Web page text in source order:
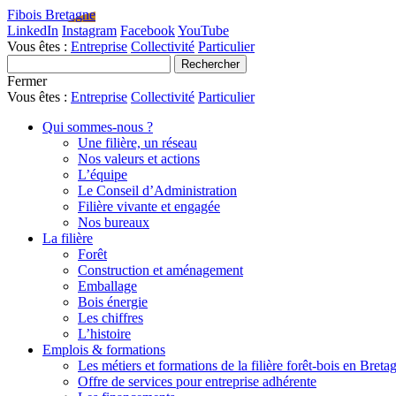
Fibois Bretagne
LinkedIn Instagram FacebookYouTube
Vous êtes : Entreprise Collectivité Particulier
Fermer
Vous êtes : Entreprise Collectivité Particulier
Qui sommes-nous ?
Une filière, un réseau
Nos valeurs et actions
L’équipe
Le Conseil d’Administration
Filière vivante et engagée
Nos bureaux
La filière
Forêt
Construction et aménagement
Emballage
Bois énergie
Les chiffres
L’histoire
Emplois & formations
Les métiers et formations de la filière forêt-bois en
Offre de services pour entreprise adhérente